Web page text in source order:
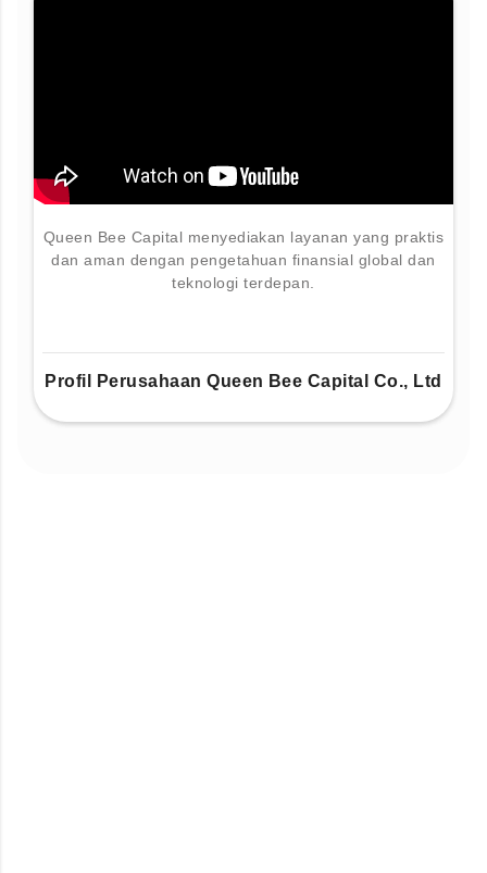
Queen Bee Capital menyediakan layanan yang praktis
dan aman dengan pengetahuan finansial global dan
teknologi terdepan.
Profil Perusahaan Queen Bee Capital Co., Ltd